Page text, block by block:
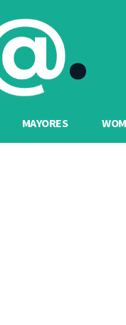
MAYORES